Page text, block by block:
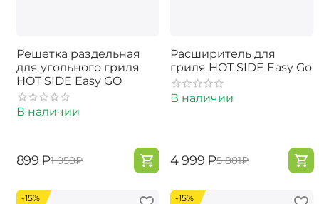
Решетка раздельная
для угольного гриля
HOT SIDE Easy GO
В наличии
‍899‍ ₽‍1 058‍₽
Расширитель для
гриля HOT SIDE Easy Go
В наличии
‍4 999‍₽‍5 881‍₽
-15% -15%